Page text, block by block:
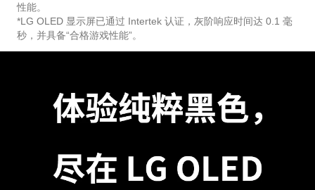
性能。
*LG OLED 显示屏已通过 Intertek 认证，灰阶响应时间达 0.1 毫
秒，并具备“合格游戏性能”。